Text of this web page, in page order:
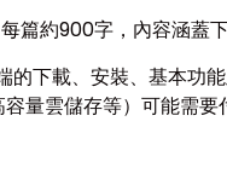
約900字，內容涵蓋
下載、安裝、基本功
雲儲存等）可能需要